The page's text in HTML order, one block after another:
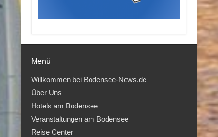
Menü
Willkommen bei Bodensee-News.de
Über Uns
Hotels am Bodensee
Veranstaltungen am Bodensee
Reise Center